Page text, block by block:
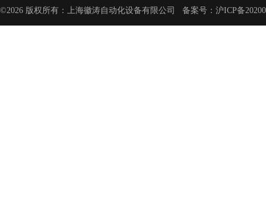
©2026 版权所有：上海徽涛自动化设备有限公司 备案号： 沪ICP备